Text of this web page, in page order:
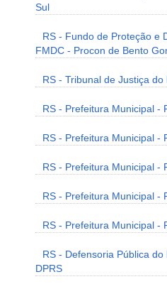
Sul
RS - Fundo de Proteção e
FMDC - Procon de Bento
RS - Tribunal de Justiça
RS - Prefeitura Municipal -
RS - Prefeitura Municipal -
RS - Prefeitura Municipal -
RS - Prefeitura Municipal -
RS - Prefeitura Municipal -
RS - Defensoria Pública
DPRS